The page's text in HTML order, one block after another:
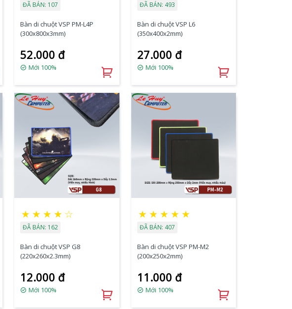
ĐÃ BÁN: 107
Bàn di chuột VSP PM-L4P
(300x800x3mm)
52.000 đ
Mới 100%
ĐÃ BÁN: 493
Bàn di chuột VSP L6
(350x400x2mm)
27.000 đ
Mới 100%
★ ★ ★ ★ ☆
ĐÃ BÁN: 162
Bàn di chuột VSP G8
(220x260x2.3mm)
12.000 đ
Mới 100%
★ ★ ★ ★ ★
ĐÃ BÁN: 407
Bàn di chuột VSP PM-M2
(200x250x2mm)
11.000 đ
Mới 100%